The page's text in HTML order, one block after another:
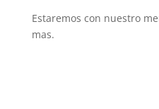
Estaremos con nuestro
mas.